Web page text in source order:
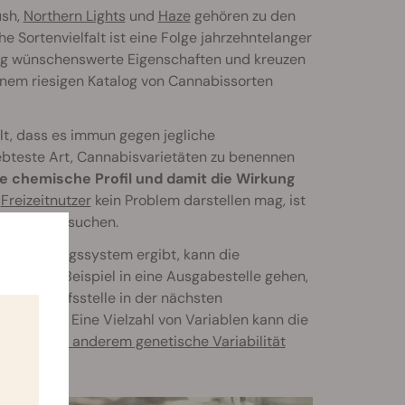
Northern Lights und Hazegehören zu den
Sortenvielfalt ist eine Folge jahrzehntelanger
Eigenschaften und kreuzen
riesigen Katalog von Cannabissorten
dass es immun gegen jegliche
Art, Cannabisvarietäten zu benennen
chemische Profil und damit die Wirkung
Freizeitnutzerkein Problem darstellen mag, ist
suchen.
ergibt, kann die
zum Beispiel in eine Ausgabestelle gehen,
Verkaufsstelle in der nächsten
erleben. Eine Vielzahl von Variablen kann die
wozu unter anderem genetische Variabilität